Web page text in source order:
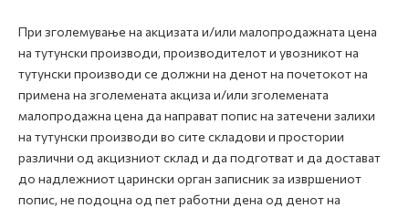
Е-Весник
При зголемување на акцизата и/или малопродажната цена
на тутунски производи, производителот и увозникот на
тутунски производи се должни на денот на почетокот на
примена на зголемената акциза и/или зголемената
малопродажна цена да направат попис на затечени залихи
на тутунски производи во сите складови и простории
различни од акцизниот склад и да подготват и да достават
до надлежниот царински орган записник за извршениот
попис, не подоцна од пет работни дена од денот на